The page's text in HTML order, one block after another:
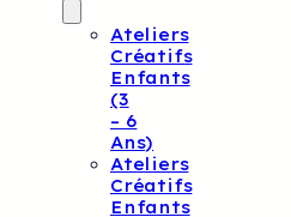
Ateliers
Créatifs
Enfants
(3
– 6
Ans)
Ateliers
Créatifs
Enfants